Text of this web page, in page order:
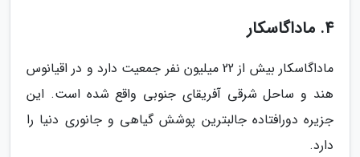
4. ماداگاسکار
ماداگاسکار بیش از 22 میلیون نفر جمعیت دارد و در اقیانوس
هند و ساحل شرقی آفریقای جنوبی واقع شده است. این
جزیره دورافتاده جالبترین پوشش گیاهی و جانوری دنیا را
دارد.